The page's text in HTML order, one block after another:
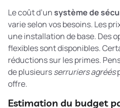
Le coût d’unsystème de
varie selon vos besoins. Les
une installation de base. Des
flexibles sont disponibles.
réductions sur les primes.
de plusieursserruriers agréés
offre.
Estimation du budget